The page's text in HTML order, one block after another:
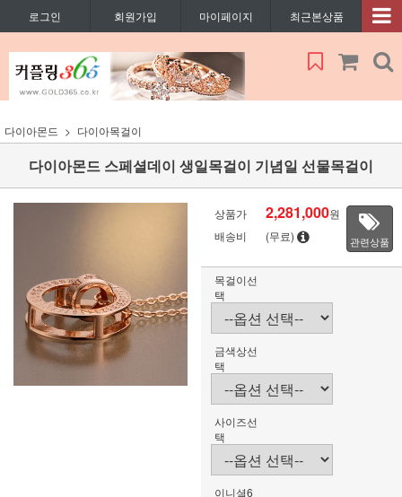
로그인 회원가입 마이페이지 최근본상품
다이아몬드 다이아목걸이
다이아몬드 스페셜데이 생일목걸이 기념일 선물목걸이
상품가 2,281,000원
배송비
(무료) 관련상품
목걸이선
택
금색상선
택
사이즈선
택
이니셜6